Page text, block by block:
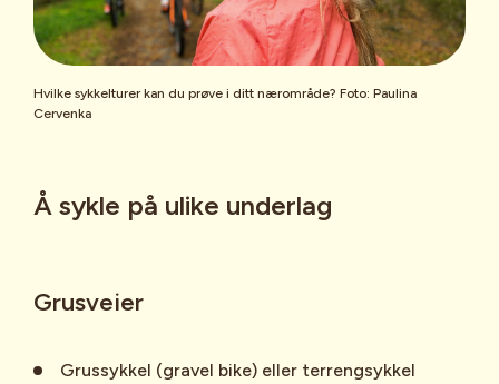
Hvilke sykkelturer kan du prøve i ditt nærområde? Foto: Paulina
Cervenka
Å sykle på ulike underlag
Grusveier
Grussykkel (gravel bike) eller terrengsykkel